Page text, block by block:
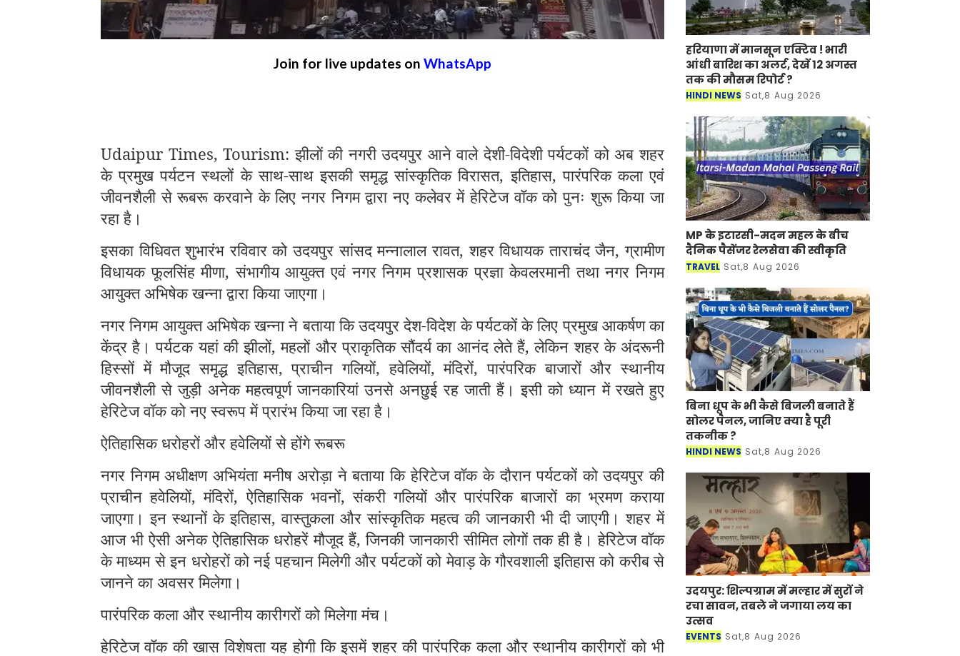
Join for live updates on WhatsApp
Udaipur Times, Tourism: झीलों की नगरी उदयपुर आने वाले देशी-विदेशी पर्यटकों को अब शहर
के प्रमुख पर्यटन स्थलों के साथ-साथ इसकी समृद्ध सांस्कृतिक विरासत, इतिहास, पारंपरिक कला एवं
जीवनशैली से रूबरू करवाने के लिए नगर निगम द्वारा नए कलेवर में हेरिटेज वॉक को पुनः शुरू किया जा
रहा है।
इसका विधिवत शुभारंभ रविवार को उदयपुर सांसद मन्नालाल रावत, शहर विधायक ताराचंद जैन, ग्रामीण
विधायक फूलसिंह मीणा, संभागीय आयुक्त एवं नगर निगम प्रशासक प्रज्ञा केवलरमानी तथा नगर निगम
आयुक्त अभिषेक खन्ना द्वारा किया जाएगा।
नगर निगम आयुक्त अभिषेक खन्ना ने बताया कि उदयपुर देश-विदेश के पर्यटकों के लिए प्रमुख आकर्षण का
केंद्र है। पर्यटक यहां की झीलों, महलों और प्राकृतिक सौंदर्य का आनंद लेते हैं, लेकिन शहर के अंदरूनी
हिस्सों में मौजूद समृद्ध इतिहास, प्राचीन गलियों, हवेलियों, मंदिरों, पारंपरिक बाजारों और स्थानीय
जीवनशैली से जुड़ी अनेक महत्वपूर्ण जानकारियां उनसे अनछुई रह जाती हैं। इसी को ध्यान में रखते हुए
हेरिटेज वॉक को नए स्वरूप में प्रारंभ किया जा रहा है।
ऐतिहासिक धरोहरों और हवेलियों से होंगे रूबरू
नगर निगम अधीक्षण अभियंता मनीष अरोड़ा ने बताया कि हेरिटेज वॉक के दौरान पर्यटकों को उदयपुर की
प्राचीन हवेलियों, मंदिरों, ऐतिहासिक भवनों, संकरी गलियों और पारंपरिक बाजारों का भ्रमण कराया
जाएगा। इन स्थानों के इतिहास, वास्तुकला और सांस्कृतिक महत्व की जानकारी भी दी जाएगी। शहर में
आज भी ऐसी अनेक ऐतिहासिक धरोहरें मौजूद हैं, जिनकी जानकारी सीमित लोगों तक ही है। हेरिटेज वॉक
के माध्यम से इन धरोहरों को नई पहचान मिलेगी और पर्यटकों को मेवाड़ के गौरवशाली इतिहास को करीब से
जानने का अवसर मिलेगा।
पारंपरिक कला और स्थानीय कारीगरों को मिलेगा मंच।
हेरिटेज वॉक की खास विशेषता यह होगी कि इसमें शहर की पारंपरिक कला और स्थानीय कारीगरों को भी
हरियाणा में मानसून एक्टिव ! भारी
आंधी बारिश का अलर्ट, देखें 12 अगस्त
तक की मौसम रिपोर्ट ?
HINDI NEWS Sat,8 Aug 2026
MP के इटारसी-मदन महल के बीच
दैनिक पैसेंजर रेलसेवा की स्वीकृति
TRAVEL Sat,8 Aug 2026
बिना धूप के भी कैसे बिजली बनाते हैं
सोलर पैनल, जानिए क्या है पूरी
तकनीक ?
HINDI NEWS Sat,8 Aug 2026
उदयपुर: शिल्पग्राम में मल्हार में सुरों ने
रचा सावन, तबले ने जगाया लय का
उत्सव
EVENTS Sat,8 Aug 2026